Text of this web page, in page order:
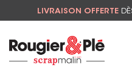
LIVRAISON OFFERTE